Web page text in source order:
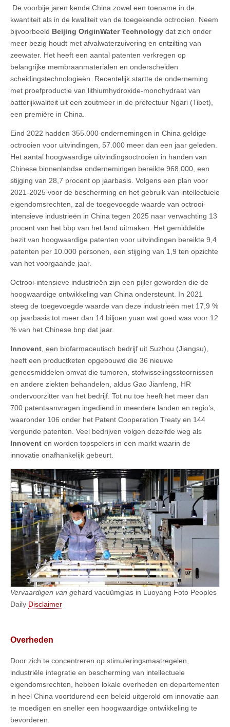
De voorbije jaren kende China zowel een toename in de
kwantiteit als in de kwaliteit van de toegekende octrooien. Neem
bijvoorbeeld Beijing OriginWater Technology dat zich onder
meer bezig houdt met afvalwaterzuivering en ontzilting van
zeewater. Het heeft een aantal patenten verkregen op
belangrijke membraanmaterialen en onderscheiden
scheidingstechnologieën. Recentelijk startte de onderneming
met proefproductie van lithiumhydroxide-monohydraat van
batterijkwaliteit uit een zoutmeer in de prefectuur Ngari (Tibet),
een première in China.
Eind 2022 hadden 355.000 ondernemingen in China geldige
octrooien voor uitvindingen, 57.000 meer dan een jaar geleden.
Het aantal hoogwaardige uitvindingsoctrooien in handen van
Chinese binnenlandse ondernemingen bereikte 968.000, een
stijging van 28,7 procent op jaarbasis. Volgens een plan voor
2021-2025 voor de bescherming en het gebruik van intellectuele
eigendomsrechten, zal de toegevoegde waarde van octrooi-
intensieve industrieën in China tegen 2025 naar verwachting 13
procent van het bbp van het land uitmaken. Het gemiddelde
bezit van hoogwaardige patenten voor uitvindingen bereikte 9,4
patenten per 10.000 personen, een stijging van 1,9 ten opzichte
van het voorgaande jaar.
Octrooi-intensieve industrieën zijn een pijler geworden die de
hoogwaardige ontwikkeling van China ondersteunt. In 2021
steeg de toegevoegde waarde van deze industrieën met 17,9 %
op jaarbasis tot meer dan 14 biljoen yuan wat goed was voor 12
% van het Chinese bnp dat jaar.
Innovent, een biofarmaceutisch bedrijf uit Suzhou (Jiangsu),
heeft een productketen opgebouwd die 36 nieuwe
geneesmiddelen omvat die tumoren, stofwisselingsstoornissen
en andere ziekten behandelen, aldus Gao Jianfeng, HR
ondervoorzitter van het bedrijf. Tot nu toe heeft het meer dan
700 patentaanvragen ingediend in meerdere landen en regio’s,
waaronder 106 onder het Patent Cooperation Treaty en 144
vergunde patenten. Veel bedrijven volgen dezelfde weg als
Innovent en worden topspelers in een markt waarin de
innovatie onafhankelijk gebeurt.
Vervaardigen van gehard vacuümglas in Luoyang Foto Peoples
Daily Disclaimer
Overheden
Door zich te concentreren op stimuleringsmaatregelen,
industriële integratie en bescherming van intellectuele
eigendomsrechten, hebben lokale overheden en departementen
in heel China voortdurend een beleid uitgerold om innovatie aan
te moedigen en sneller een hoogwaardige ontwikkeling te
bevorderen.